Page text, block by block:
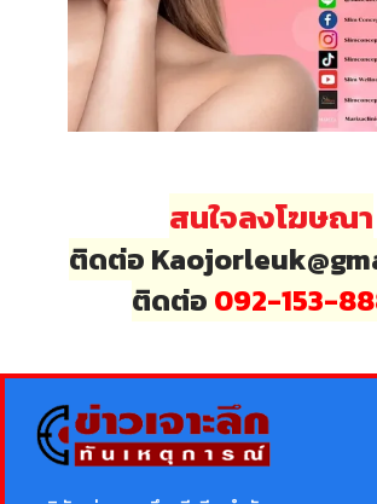
สนใจลงโฆษณา
ติดต่อ
ติดต่อ 092-153-